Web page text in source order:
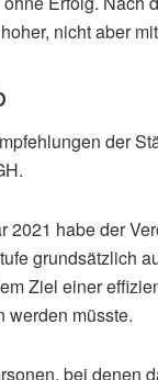
nicht aber
der
2021 habe der
grundsätzlich
Ziel einer
werden müsste.
bei denen